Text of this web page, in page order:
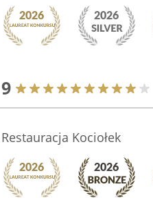
9
Restauracja Kociołek